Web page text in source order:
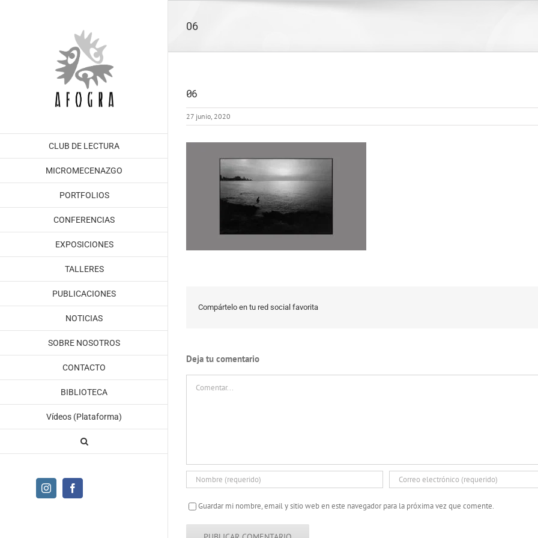
CLUB DE LECTURA
MICROMECENAZGO
PORTFOLIOS
CONFERENCIAS
EXPOSICIONES
TALLERES
PUBLICACIONES
NOTICIAS
SOBRE NOSOTROS
CONTACTO
BIBLIOTECA
Vídeos (Plataforma)
Instagram
06
06
27 junio, 2020
Compártelo en tu red social favorita
Deja tu comentario
Guardar mi nombre, email y sitio web en este navegador para la próxima vez que comente.